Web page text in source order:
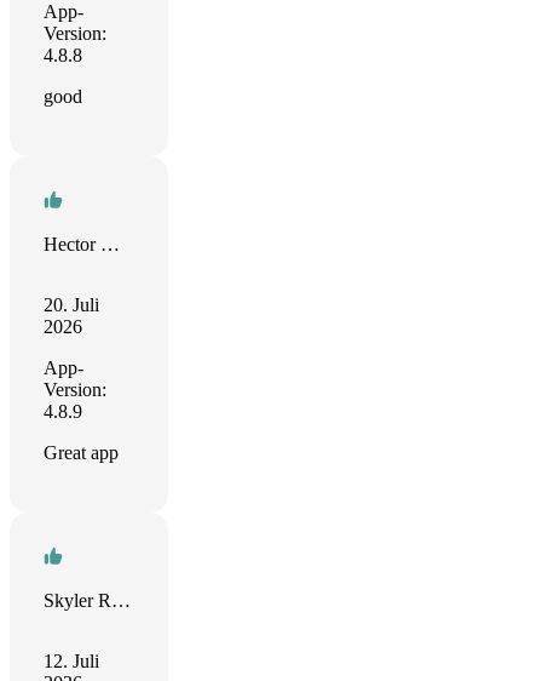
App-
Version:
4.8.8
good
Hector Muñoz
20. Juli
2026
App-
Version:
4.8.9
Great app
Skyler Reeves
12. Juli